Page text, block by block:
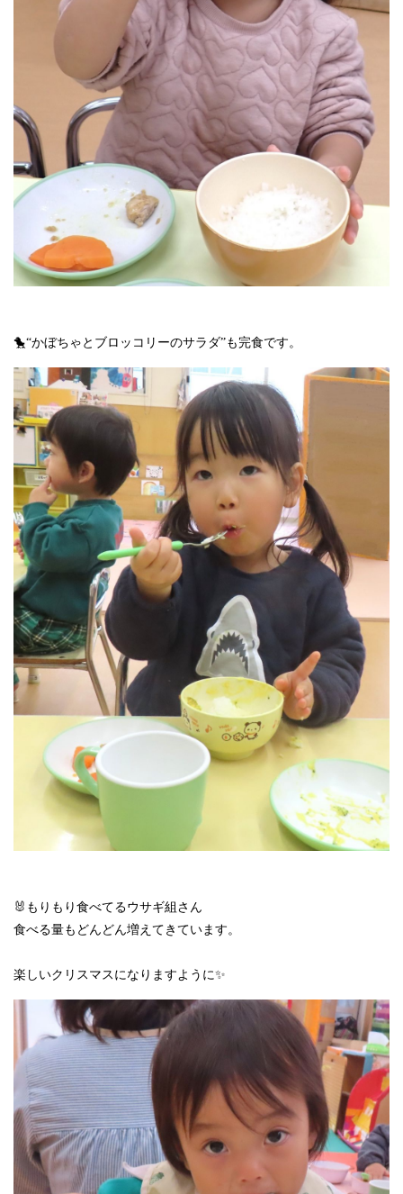
🐤“かぼちゃとブロッコリーのサラダ”も完食です。
🐰もりもり食べてるウサギ組さん
食べる量もどんどん増えてきています。
楽しいクリスマスになりますように✨